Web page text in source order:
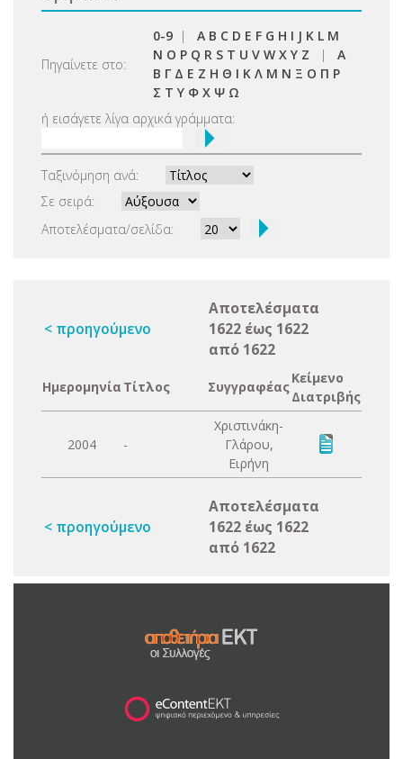
Πηγαίνετε στο:
0-9 | A B C D E F G H I J K L M
N O P Q R S T U V W X Y Z | Α
Β Γ Δ Ε Ζ Η Θ Ι Κ Λ Μ Ν Ξ Ο Π Ρ
Σ Τ Υ Φ Χ Ψ Ω
ή εισάγετε λίγα αρχικά γράμματα:
Ταξινόμηση ανά:
Σε σειρά:
Αποτελέσματα/σελίδα:
< προηγούμενο
Αποτελέσματα
1622 έως 1622
από 1622
Ημερομηνία Τίτλος Συγγραφέας
Κείμενο
Διατριβής
2004 -
Χριστινάκη-
Γλάρου,
Ειρήνη
< προηγούμενο
Αποτελέσματα
1622 έως 1622
από 1622